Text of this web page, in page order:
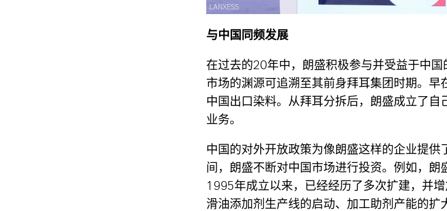
LANXESS
与中国同频发展
在过去的20年中，朗盛积极参与并受益于中国
市场的渊源可追溯至其前身拜耳集团时期。早
中国出口染料。从拜耳分拆后，朗盛成立了自
业务。
中国的对外开放政策为像朗盛这样的企业提供
间，朗盛不断对中国市场进行投资。例如，朗
1995年成立以来，已经经历了多次扩建，并
滑油添加剂生产线的启动、加工助剂产能的扩